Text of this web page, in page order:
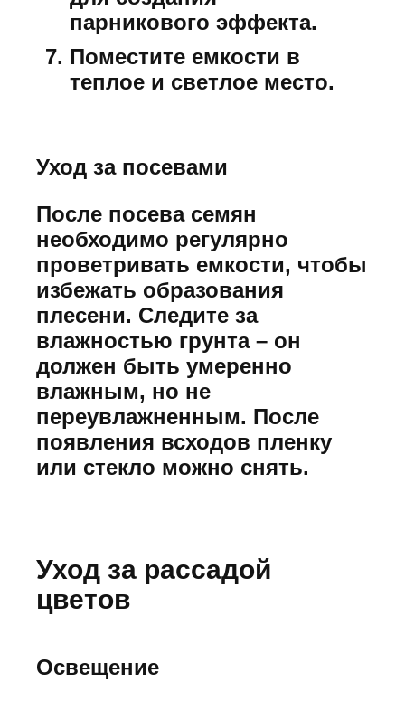
парникового эффекта.
Поместите емкости в
теплое и светлое место.
Уход за посевами
После посева семян
необходимо регулярно
проветривать емкости, чтобы
избежать образования
плесени. Следите за
влажностью грунта – он
должен быть умеренно
влажным, но не
переувлажненным. После
появления всходов пленку
или стекло можно снять.
Уход за рассадой
цветов
Освещение